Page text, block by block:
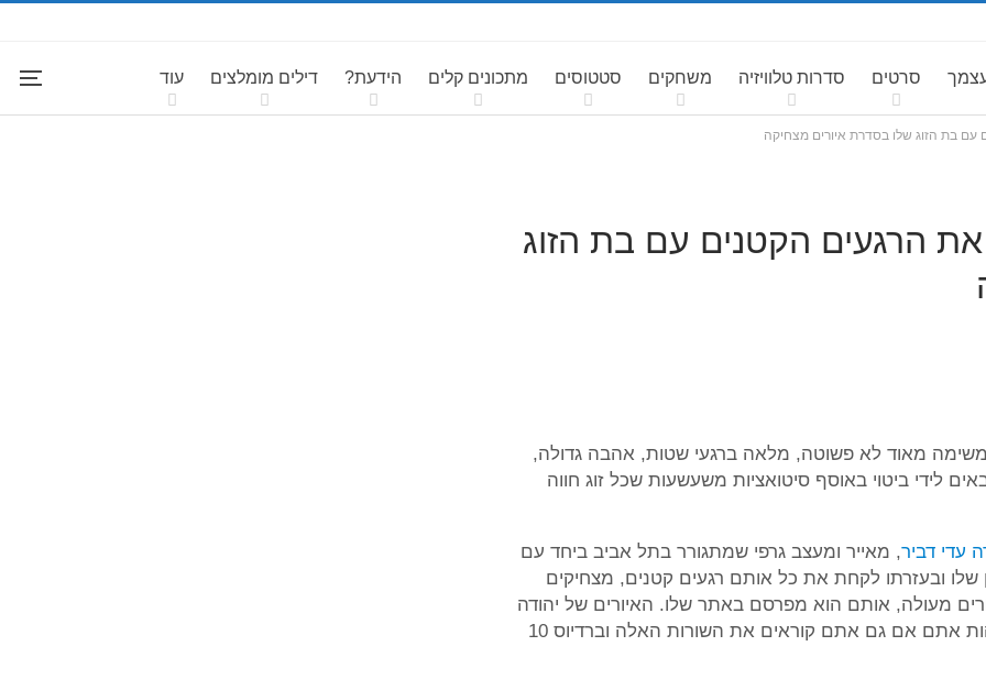
סרטים סדרות טלוויזיה משחקים סטטוסים מתכונים קלים הידעת? דילים מומלצים עוד
עם בת הזוג שלו בסדרת איורים מצחיקה
הרגעים הקטנים עם בת הזוג
מאוד לא פשוטה, מלאה ברגעי שטות, אהבה גדולה,
לידי ביטוי באוסף סיטואציות משעשעות שכל זוג חווה
עדי דביר, מאייר ומעצב גרפי שמתגורר בתל אביב ביחד עם
שלו ובעזרתו לקחת את כל אותם רגעים קטנים, מצחיקים
מעולה, אותם הוא מפרסם באתר שלו. האיורים של יהודה
הם מבריקים ומדויקים ופשוט אי אפשר שלא להזדהות אתם אם גם אתם קוראים את השורות האלה וברדיוס 10